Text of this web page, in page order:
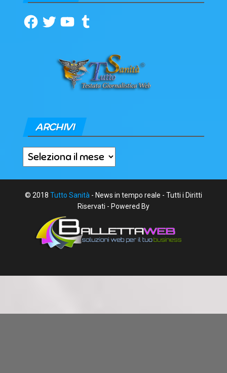
Facebook
TwitterYouTubeTumblr
ARCHIVI
Archivi
© 2018 Tutto Sanità - News in tempo reale - Tutti i Diritti
Riservati - Powered By